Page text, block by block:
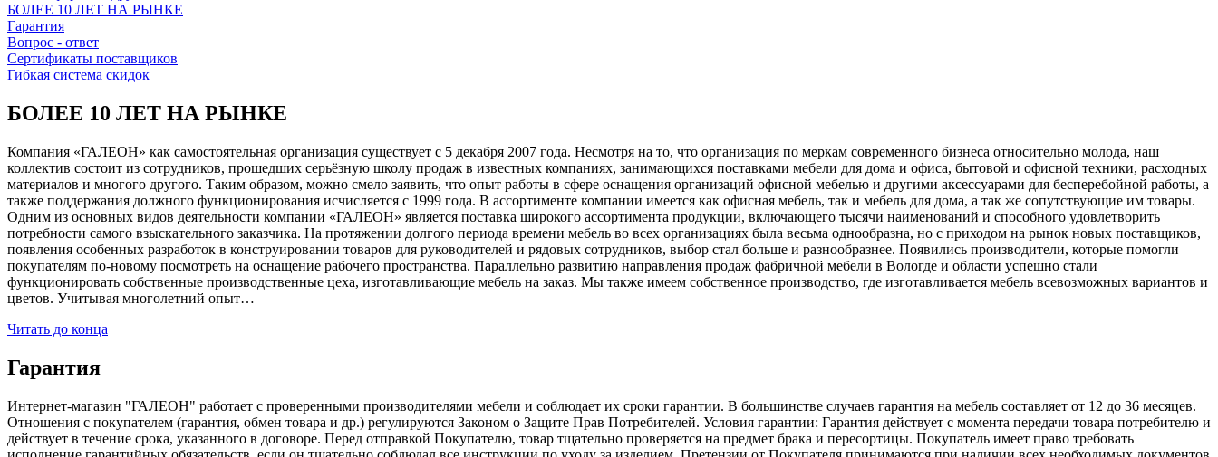
БОЛЕЕ 10 ЛЕТ НА РЫНКЕ
Гарантия
Вопрос - ответ
Сертификаты поставщиков
Гибкая система скидок
БОЛЕЕ 10 ЛЕТ НА РЫНКЕ
Компания «ГАЛЕОН» как самостоятельная организация существует с 5 декабря 2007 года. Несмотря на то, что организация по меркам современного бизнеса относительно молода, наш
коллектив состоит из сотрудников, прошедших серьёзную школу продаж в известных компаниях, занимающихся поставками мебели для дома и офиса, бытовой и офисной техники, расходных
материалов и многого другого. Таким образом, можно смело заявить, что опыт работы в сфере оснащения организаций офисной мебелью и другими аксессуарами для бесперебойной работы, а
также поддержания должного функционирования исчисляется с 1999 года. В ассортименте компании имеется как офисная мебель, так и мебель для дома, а так же сопутствующие им товары.
Одним из основных видов деятельности компании «ГАЛЕОН» является поставка широкого ассортимента продукции, включающего тысячи наименований и способного удовлетворить
потребности самого взыскательного заказчика. На протяжении долгого периода времени мебель во всех организациях была весьма однообразна, но с приходом на рынок новых поставщиков,
появления особенных разработок в конструировании товаров для руководителей и рядовых сотрудников, выбор стал больше и разнообразнее. Появились производители, которые помогли
покупателям по-новому посмотреть на оснащение рабочего пространства. Параллельно развитию направления продаж фабричной мебели в Вологде и области успешно стали
функционировать собственные производственные цеха, изготавливающие мебель на заказ. Мы также имеем собственное производство, где изготавливается мебель всевозможных вариантов и
цветов. Учитывая многолетний опыт…
Читать до конца
Гарантия
Интернет-магазин "ГАЛЕОН" работает с проверенными производителями мебели и соблюдает их сроки гарантии. В большинстве случаев гарантия на мебель составляет от 12 до 36 месяцев.
Отношения с покупателем (гарантия, обмен товара и др.) регулируются Законом о Защите Прав Потребителей. Условия гарантии: Гарантия действует с момента передачи товара потребителю и
действует в течение срока, указанного в договоре. Перед отправкой Покупателю, товар тщательно проверяется на предмет брака и пересортицы. Покупатель имеет право требовать